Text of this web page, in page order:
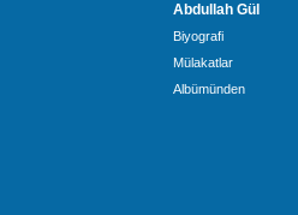
Abdullah Gül
Biyografi
Mülakatlar
Albümünden